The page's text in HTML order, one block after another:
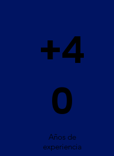
+4
0
Años de
experiencia